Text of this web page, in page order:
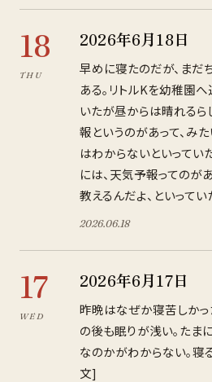
18
THU
2026年6月18日
早めに寝たのだが、まだ
ある。リトルKを幼稚園
いたが昼からは晴れるら
報というのがあって、み
はわからないといってい
には、天気予報ってのが
教えるんだよ、といってい
2026.06.18
17
WED
2026年6月17日
昨晩はなぜか寝苦しかっ
の後も眠りが浅い。たま
なのかがわからない。寝
文]